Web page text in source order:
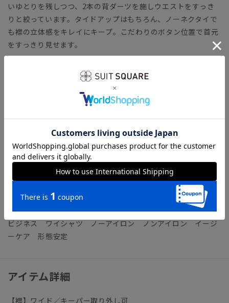
いゆとりを残しつつ、2本の背ダーツを施しウエストをすっき
りと絞っています。タイドアップはもちろん、ノーネクタイで
も襟の立体感をキレイにキープ。こだわりのボタン位置で首元
をすっきり見せます。
コットン本来の風合いや機能性をキープしつつ、ポリエステル
をブレンドして強度を高めています。
【機能】
NON IRON（ノンアイロン）／言葉通り“アイロン掛けが不
要”な、画期的な『NON IRON』ドレスシャツです。
【参考情報】The Style Dictionary
◆スーツに合うワイシャツおすすめ12選｜おしゃれ＆失敗しな
いシャツの選び方
ビジネス ワイシャツ ノーアイロン ノンアイロン イージ
ーケア 形態安定
アイテム詳細
【襟】ワイド／キーパー取り外し可